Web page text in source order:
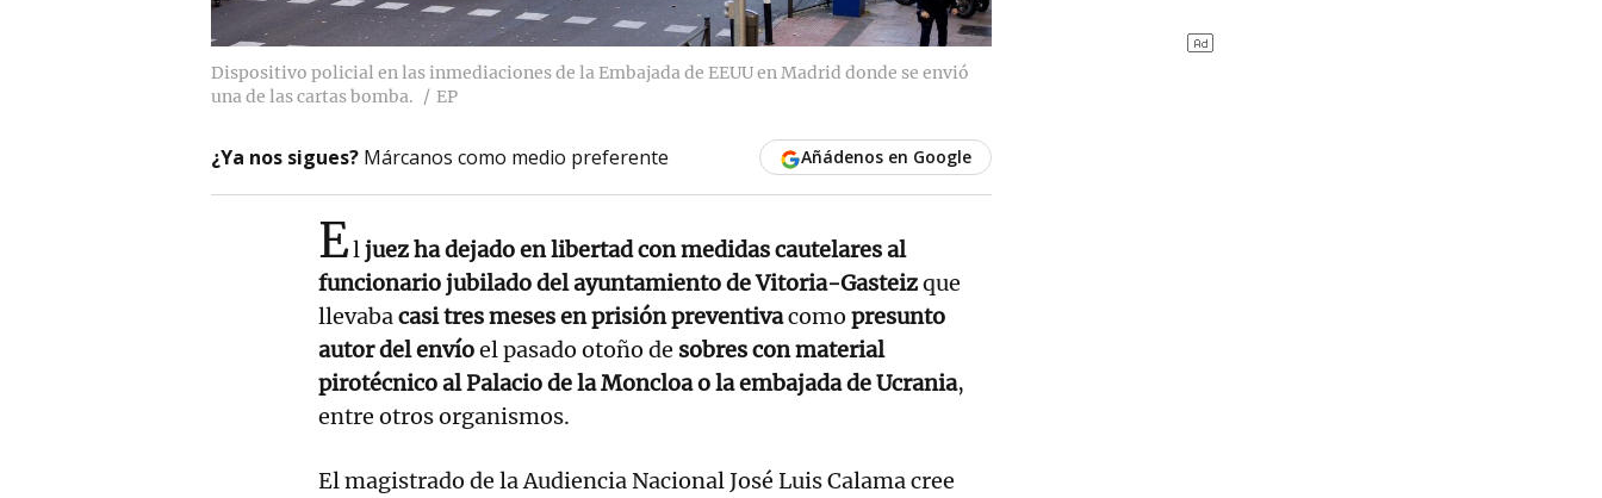
Dispositivo policial en las inmediaciones de la Embajada de EEUU en Madrid donde se envió
una de las cartas bomba.
EP
¿Ya nos sigues? Márcanos como medio preferente Añádenos en Google
Eljuez ha dejado en libertad con medidas cautelares al
funcionario jubilado del ayuntamiento de Vitoria-Gasteizque
llevabacasi tres meses en prisión preventivacomo presunto
autor del envíoel pasado otoño de sobres con material
pirotécnico al Palacio de la Moncloa o la embajada de Ucrania,
entre otros organismos.
El magistrado de la Audiencia Nacional José Luis Calama cree